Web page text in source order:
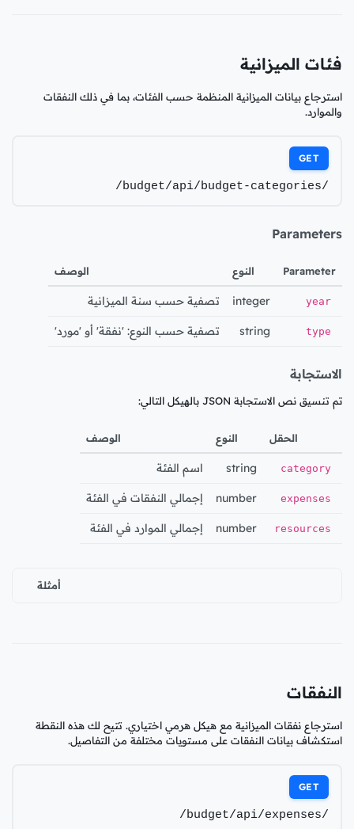
فئات الميزانية
استرجاع بيانات الميزانية المنظمة حسب الفئات، بما في ذلك النفقات
والموارد.
GET
/budget/api/budget-categories/
Parameters
Parameter النوع الوصف
year
integer تصفية حسب سنة الميزانية
type
string تصفية حسب النوع: 'نفقة' أو 'مورد'
الاستجابة
تم تنسيق نص الاستجابة JSON بالهيكل التالي:
الحقل النوع الوصف
category
string اسم الفئة
expenses
number إجمالي النفقات في الفئة
resources
number إجمالي الموارد في الفئة
أمثلة
النفقات
استرجاع نفقات الميزانية مع هيكل هرمي اختياري. تتيح لك هذه النقطة
استكشاف بيانات النفقات على مستويات مختلفة من التفاصيل.
GET
/budget/api/expenses/